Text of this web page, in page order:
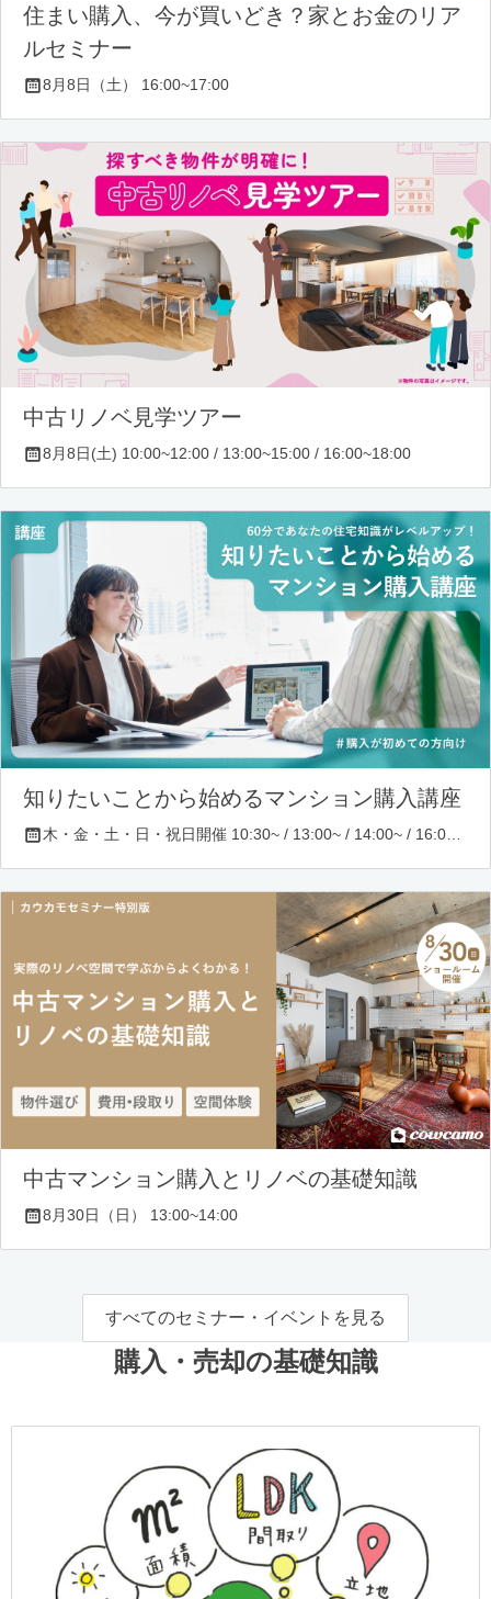
住まい購入、今が買いどき？家とお金のリア
ルセミナー
8月8日（土） 16:00~17:00
中古リノベ見学ツアー
8月8日(土) 10:00~12:00 / 13:00~15:00 / 16:00~18:00
知りたいことから始めるマンション購入講座
木・金・土・日・祝日開催 10:30~ / 13:00~ / 14:00~ / 16:00~ / 17:00~/ 18:30~/ 19:30~
中古マンション購入とリノベの基礎知識
8月30日（日） 13:00~14:00
すべてのセミナー・イベントを見る
購入・売却の基礎知識